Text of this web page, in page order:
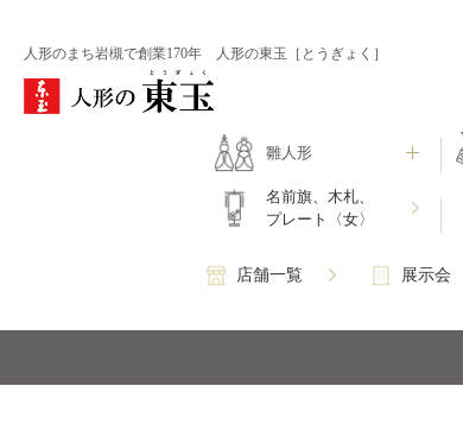
人形のまち岩槻で創業170年 人形の東玉［とうぎょく］
雛人形
名前旗、木札、
プレート〈女〉
店舗一覧 展示会